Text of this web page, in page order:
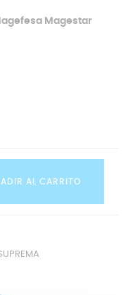
Magestar
AL CARRITO